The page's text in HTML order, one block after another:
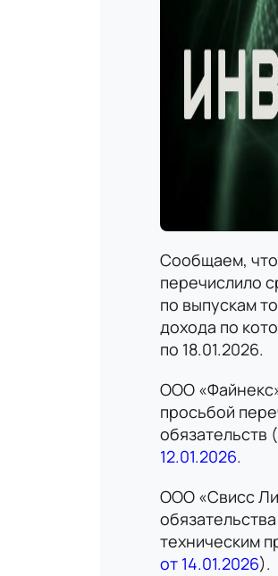
Сообщаем,
перечислило
по выпускам
дохода по
по 18.01.2026.
ООО
просьбой
обязательств (
12.01.2026.
ООО «Свисс
техническим
от 14.01.2026).